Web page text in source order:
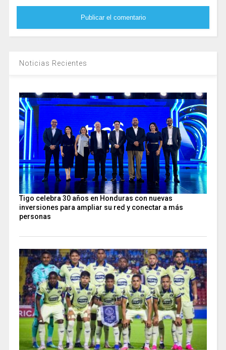
Noticias Recientes
Tigo celebra 30 años en Honduras con nuevas
inversiones para ampliar su red y conectar a más
personas